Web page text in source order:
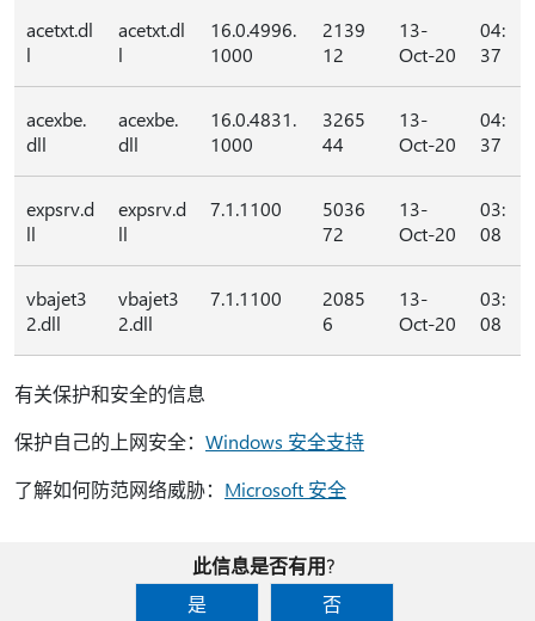
acetxt.dl
l
acetxt.dl
l
16.0.4996.
1000
2139
12
13-
Oct-20
04:
37
acexbe.
dll
acexbe.
dll
16.0.4831.
1000
3265
44
13-
Oct-20
04:
37
expsrv.d
ll
expsrv.d
ll
7.1.1100
5036
72
13-
Oct-20
03:
08
vbajet3
2.dll
vbajet3
2.dll
7.1.1100
2085
6
13-
Oct-20
03:
08
有关保护和安全的信息
保护自己的上网安全： Windows 安全支持
了解如何防范网络威胁： Microsoft 安全
此信息是否有用?
是
否